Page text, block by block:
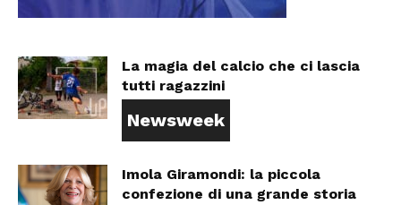
La magia del calcio che ci lascia
tutti ragazzini
Newsweek
Imola Giramondi: la piccola
confezione di una grande storia